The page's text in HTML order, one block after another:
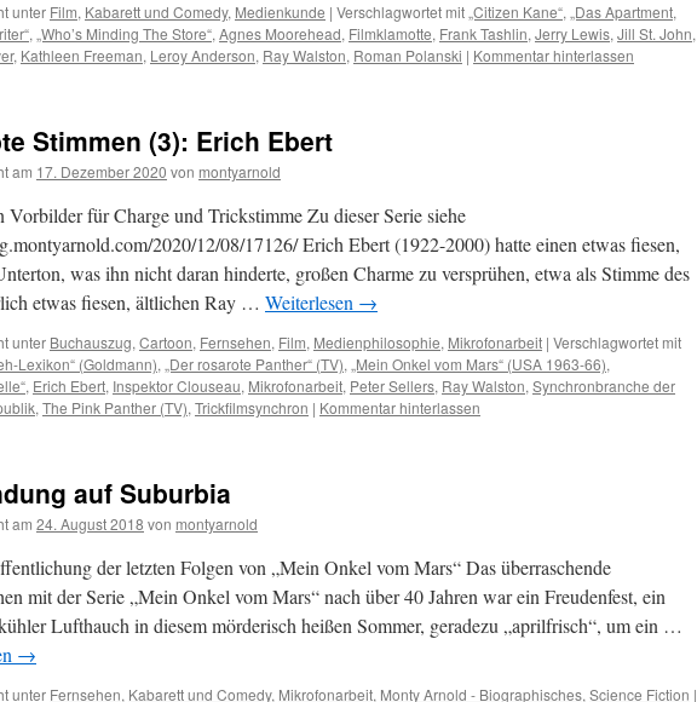
unter Film, Kabarett und Comedy, Medienkunde | Verschlagwortet mit „Citizen Kane“, „Das Apartment,
, „Who’s Minding The Store“, Agnes Moorehead, Filmklamotte, Frank Tashlin, Jerry Lewis, Jill St. John,
, Kathleen Freeman, Leroy Anderson, Ray Walston, Roman Polanski | Kommentar hinterlassen
Stimmen (3): Erich Ebert
am 17. Dezember 2020 von montyarnold
Vorbilder für Charge und Trickstimme Zu dieser Serie siehe
2020/12/08/17126/ Erich Ebert (1922-2000) hatte einen etwas fiesen,
was ihn nicht daran hinderte, großen Charme zu versprühen, etwa als Stimme des
etwas fiesen, ältlichen Ray … Weiterlesen →
unter Buchauszug, Cartoon, Fernsehen, Film, Medienphilosophie, Mikrofonarbeit | Verschlagwortet mit
Lexikon“ (Goldmann), „Der rosarote Panther“ (TV), „Mein Onkel vom Mars“ (USA 1963-66),
, Erich Ebert, Inspektor Clouseau, Mikrofonarbeit, Peter Sellers, Ray Walston, Synchronbranche der
, The Pink Panther (TV), Trickfilmsynchron | Kommentar hinterlassen
auf Suburbia
am 24. August 2018 von montyarnold
der letzten Folgen von „Mein Onkel vom Mars“ Das überraschende
mit der Serie „Mein Onkel vom Mars“ nach über 40 Jahren war ein Freudenfest, ein
Lufthauch in diesem mörderisch heißen Sommer, geradezu „aprilfrisch“, um ein …
→
unter Fernsehen, Kabarett und Comedy, Mikrofonarbeit, Monty Arnold - Biographisches, Science Fiction |